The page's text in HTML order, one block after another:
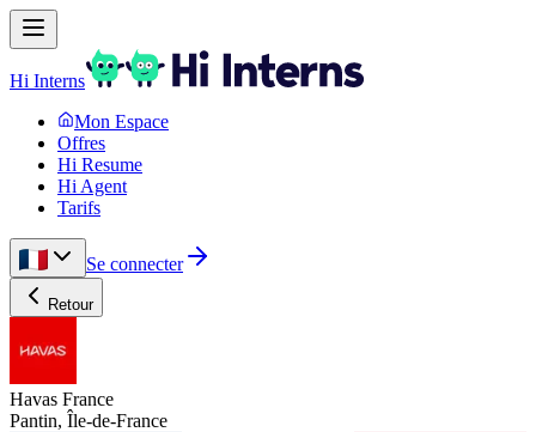
Hi Interns
Mon Espace
Offres
Hi Resume
Hi Agent
Tarifs
Se connecter
Retour
Havas France
Pantin, Île-de-France